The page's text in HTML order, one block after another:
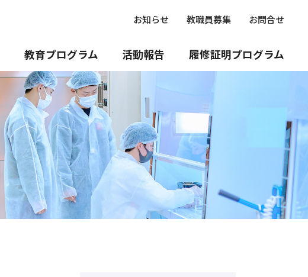
お知らせ 教職員募集 お問合せ
教育プログラム 活動報告 履修証明プログラム